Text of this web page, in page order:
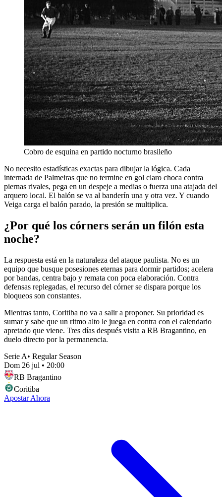
Cobro de esquina en partido nocturno brasileño
No necesito estadísticas exactas para dibujar la lógica. Cada
internada de Palmeiras que no termine en gol claro choca contra
piernas rivales, pega en un despeje a medias o fuerza una atajada del
arquero local. El balón se va al banderín una y otra vez. Y cuando
Veiga carga el balón parado, la presión se multiplica.
¿Por qué los córners serán un filón esta
noche?
La respuesta está en la naturaleza del ataque paulista. No es un
equipo que busque posesiones eternas para dormir partidos; acelera
por bandas, centra bajo y remata con poca elaboración. Contra
defensas replegadas, el recurso del córner se dispara porque los
bloqueos son constantes.
Mientras tanto, Coritiba no va a salir a proponer. Su prioridad es
sumar y sabe que un ritmo alto le juega en contra con el calendario
apretado que viene. Tres días después visita a RB Bragantino, en
duelo directo por la permanencia.
Serie A• Regular Season
Dom 26 jul • 20:00
RB Bragantino
Coritiba
Apostar Ahora